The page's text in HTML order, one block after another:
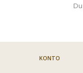
KONTO